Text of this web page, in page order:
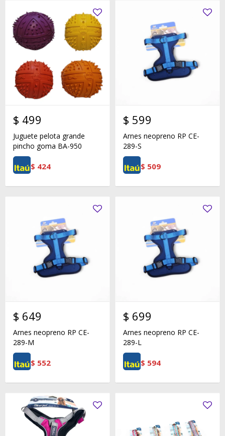
$ 499
Juguete pelota grande
pincho goma BA-950
$ 424
$ 599
Arnes neopreno RP CE-
289-S
$ 509
$ 649
Arnes neopreno RP CE-
289-M
$ 552
$ 699
Arnes neopreno RP CE-
289-L
$ 594